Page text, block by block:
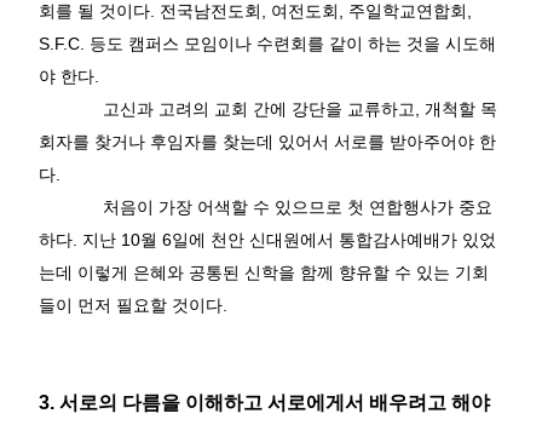
회를 될 것이다 전국남전도회 여전도회 주일학교연합회
S.F.C. 등도 캠퍼스 모임이나 수련회를 같이 하는 것을 시도해
야 한다
고신과 고려의 교회 간에 강단을 교류하고
개척할 목
회자를 찾거나 후임자를 찾는데 있어서 서로를 받아주어야 한
다
처음이 가장 어색할 수 있으므로 첫 연합행사가 중요
하다 지난 10월 6일에 천안 신대원에서 통합감사예배가 있었
는데 이렇게 은혜와 공통된 신학을 함께 향유할 수 있는 기회
들이 먼저 필요할 것이다
3. 서로의 다름을 이해하고 서로에게서 배우려고 해야